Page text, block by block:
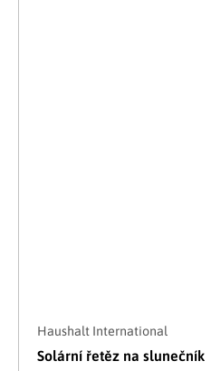
Haushalt International
Solární řetěz na slunečník